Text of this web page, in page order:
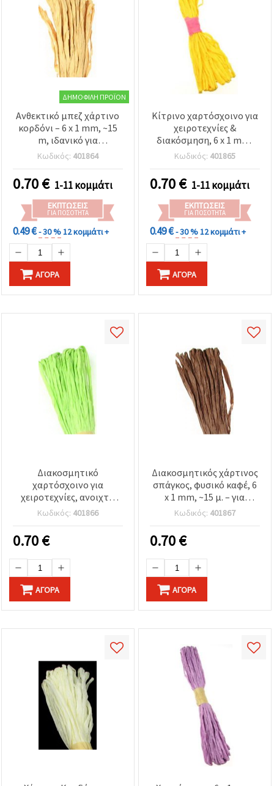
ΔΗΜΟΦΙΛΉ ΠΡΟΪΌΝ
Ανθεκτικό μπεζ χάρτινο
κορδόνι – 6 x 1 mm, ~15
m, ιδανικό για
περιτύλιγμα & DIY
χειροτεχνίες
Κωδικός: 401864
0.70€ 1-11 κομμάτι
ΕΚΠΤΏΣΕΙΣ
ΓΙΑ ΠΟΣΌΤΗΤΑ
0.49 €- 30 %12 κομμάτι +
ΑΓΟΡΆ
Κίτρινο χαρτόσχοινο για
χειροτεχνίες &
διακόσμηση, 6 x 1 mm,
περίπου 15 m
Κωδικός: 401865
0.70€ 1-11 κομμάτι
ΕΚΠΤΏΣΕΙΣ
ΓΙΑ ΠΟΣΌΤΗΤΑ
0.49 €- 30 %12 κομμάτι +
ΑΓΟΡΆ
Διακοσμητικό
χαρτόσχοινο για
χειροτεχνίες, ανοιχτό
πράσινο, 6 x 1 mm,
περίπου 15 m
Κωδικός: 401866
0.70€
ΑΓΟΡΆ
Διακοσμητικός χάρτινος
σπάγκος, φυσικό καφέ, 6
x 1 mm, ~15 μ. – για
συσκευασία δώρων,
διακόσμηση,
χειροτεχνίες DIY &
scrapbooking
Κωδικός: 401867
0.70€
ΑΓΟΡΆ